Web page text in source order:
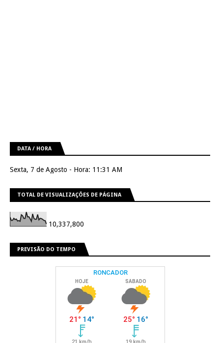
DATA / HORA
Sexta, 7 de Agosto - Hora: 11:31 AM
TOTAL DE VISUALIZAÇÕES DE PÁGINA
10,337,800
PREVISÃO DO TEMPO